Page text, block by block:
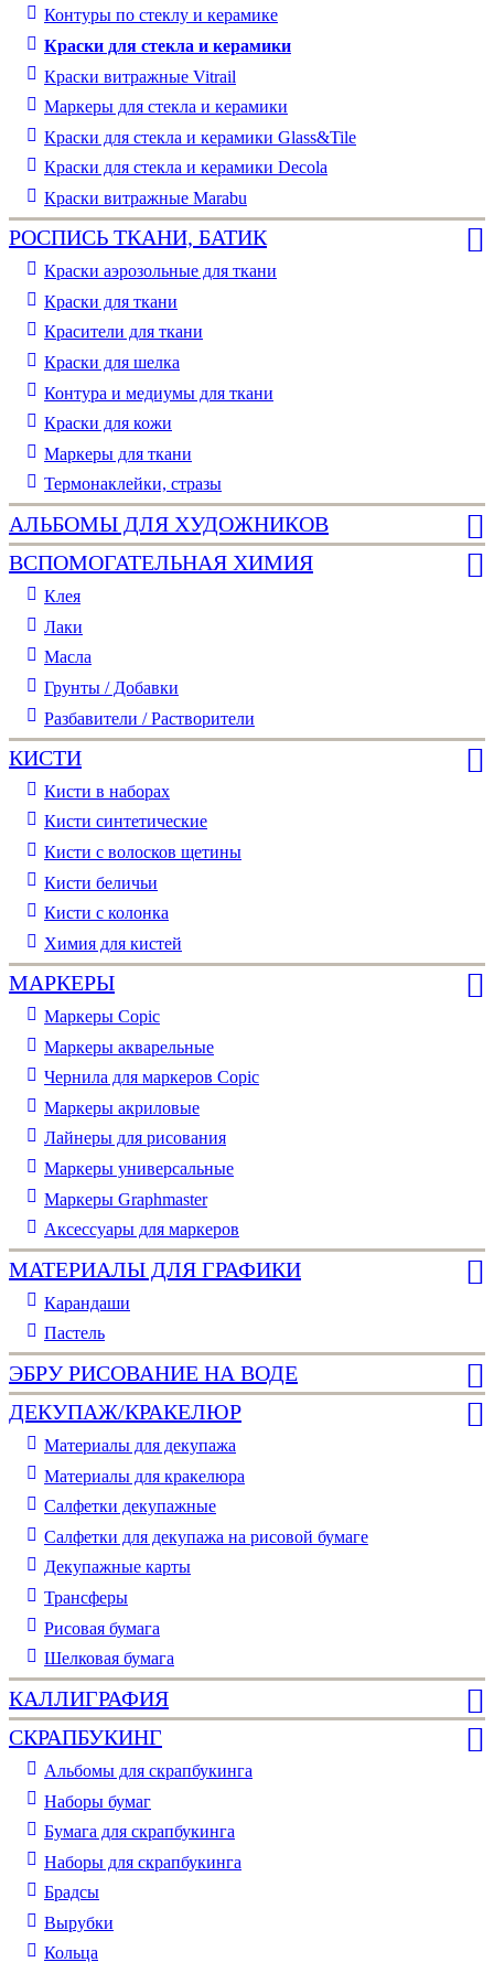
Контуры по стеклу и керамике
Краски для стекла и керамики
Краски витражные Vitrail
Маркеры для стекла и керамики
Краски для стекла и керамики Glass&Tile
Краски для стекла и керамики Decola
Краски витражные Marabu
РОСПИСЬ ТКАНИ, БАТИК
Краски аэрозольные для ткани
Краски для ткани
Красители для ткани
Краски для шелка
Контура и медиумы для ткани
Краски для кожи
Маркеры для ткани
Термонаклейки, стразы
АЛЬБОМЫ ДЛЯ ХУДОЖНИКОВ
ВСПОМОГАТЕЛЬНАЯ ХИМИЯ
Клея
Лаки
Масла
Грунты / Добавки
Разбавители / Растворители
КИСТИ
Кисти в наборах
Кисти синтетические
Кисти с волосков щетины
Кисти беличьи
Кисти с колонка
Химия для кистей
МАРКЕРЫ
Маркеры Copic
Маркеры акварельные
Чернила для маркеров Copic
Маркеры акриловые
Лайнеры для рисования
Маркеры универсальные
Маркеры Graphmaster
Аксессуары для маркеров
МАТЕРИАЛЫ ДЛЯ ГРАФИКИ
Карандаши
Пастель
ЭБРУ РИСОВАНИЕ НА ВОДЕ
ДЕКУПАЖ/КРАКЕЛЮР
Материалы для декупажа
Материалы для кракелюра
Cалфетки декупажные
Салфетки для декупажа на рисовой бумаге
Декупажные карты
Трансферы
Рисовая бумага
Шелковая бумага
КАЛЛИГРАФИЯ
СКРАПБУКИНГ
Альбомы для скрапбукинга
Наборы бумаг
Бумага для скрапбукинга
Наборы для скрапбукинга
Брадсы
Вырубки
Кольца